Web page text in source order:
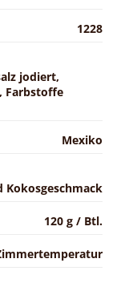
1228
jodiert,
Farbstoffe
Mexiko
Kokosgeschmack
120 g / Btl.